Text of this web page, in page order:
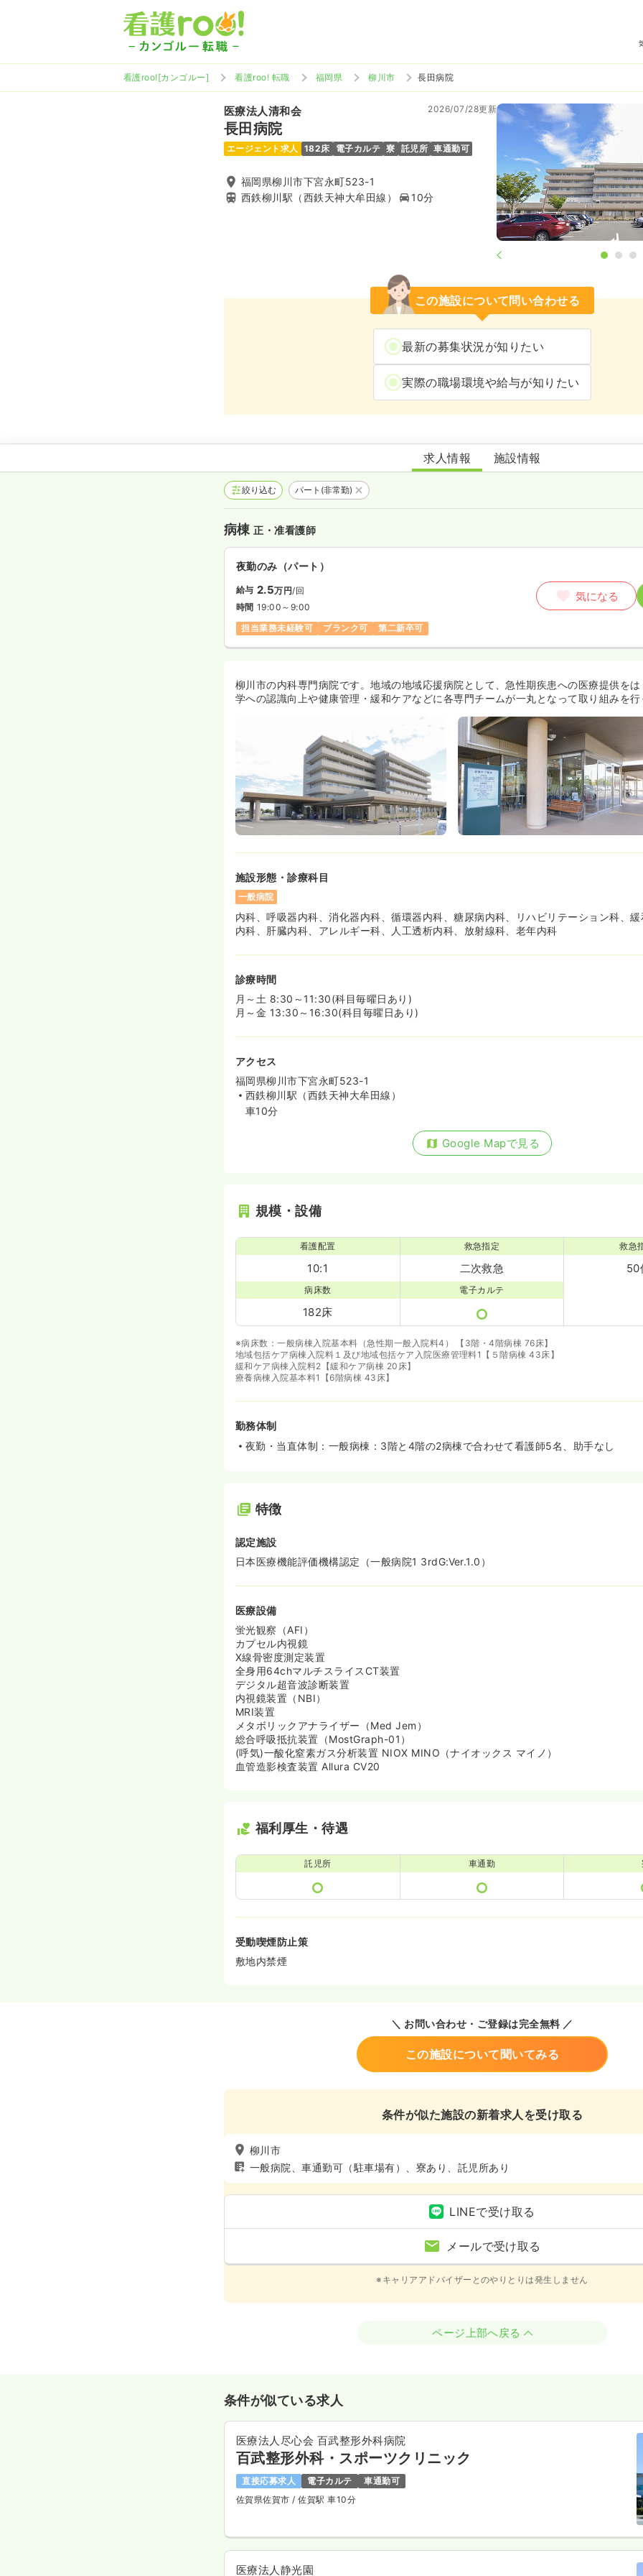
看護roo![カンゴルー] 看護roo! 転職 福岡県 柳川市 長田病院
医療法人清和会
長田病院
2026/07/28更新
エージェント求人 182床 電子カルテ 寮 託児所 車通勤可
福岡県柳川市下宮永町523-1
西鉄柳川駅（西鉄天神大牟田線）
10分
この施設について問い合わせる
最新の募集状況が知りたい
実際の職場環境や給与が知りたい
長田病院
求人情報 施設情報
絞り込む パート(非常勤)
病棟正・准看護師
夜勤のみ（パート）
給与 2.5万円/回
時間 19:00～9:00
担当業務未経験可
ブランク可 第二新卒可
気になる
柳川市の内科専門病院です。地域の地域応援病院として、急性期疾患への医療提供を
学への認識向上や健康管理・緩和ケアなどに各専門チームが一丸となって取り組みを
施設形態・診療科目
一般病院
内科、呼吸器内科、消化器内科、循環器内科、糖尿病内科、リハビリテーション科、
内科、肝臓内科、アレルギー科、人工透析内科、放射線科、老年内科
診療時間
月～土 8:30～11:30(科目毎曜日あり)
月～金 13:30～16:30(科目毎曜日あり)
アクセス
福岡県柳川市下宮永町523-1
西鉄柳川駅（西鉄天神大牟田線）
車10分
Google Mapで見る
規模・設備
看護配置
10:1
救急指定
二次救急
救急
50
病床数
182床
電子カルテ
※病床数：一般病棟入院基本料（急性期一般入院料4） 【3階・4階病棟 76床】
地域包括ケア病棟入院料１及び地域包括ケア入院医療管理料1【５階病棟 43床】
緩和ケア病棟入院料2【緩和ケア病棟 20床】
療養病棟入院基本料1【6階病棟 43床】
勤務体制
夜勤・当直体制：一般病棟：3階と4階の2病棟で合わせて看護師5名、助手なし
特徴
認定施設
日本医療機能評価機構認定（一般病院1 3rdG:Ver.1.0）
医療設備
蛍光観察（AFI）
カプセル内視鏡
X線骨密度測定装置
全身用64chマルチスライスCT装置
デジタル超音波診断装置
内視鏡装置（NBI）
MRI装置
メタボリックアナライザー（Med Jem）
総合呼吸抵抗装置（MostGraph-01）
(呼気)一酸化窒素ガス分析装置 NIOX MINO（ナイオックス マイノ）
血管造影検査装置 Allura CV20
福利厚生・待遇
託児所 車通勤
受動喫煙防止策
敷地内禁煙
＼ お問い合わせ・ご登録は完全無料 ／
この施設について聞いてみる
条件が似た施設の新着求人を受け取る
柳川市
一般病院、車通勤可（駐車場有）、寮あり、託児所あり
LINEで受け取る
メールで受け取る
※キャリアアドバイザーとのやりとりは発生しません
ページ上部へ戻る
条件が似ている求人
医療法人尽心会 百武整形外科病院
百武整形外科・スポーツクリニック
直接応募求人 電子カルテ
車通勤可
佐賀県佐賀市/ 佐賀駅 車10分
医療法人静光園